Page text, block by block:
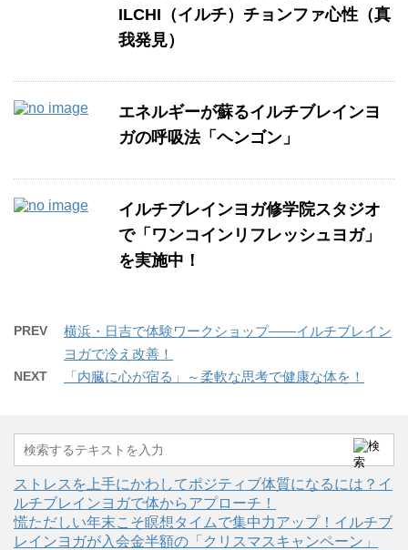
ILCHI（イルチ）チョンファ心性（真
我発見）
エネルギーが蘇るイルチブレインヨ
ガの呼吸法「ヘンゴン」
イルチブレインヨガ修学院スタジオ
で「ワンコインリフレッシュヨガ」
を実施中！
PREV
横浜・日吉で体験ワークショップ――イルチブレイン
ヨガで冷え改善！
NEXT 「内臓に心が宿る」～柔軟な思考で健康な体を！
ストレスを上手にかわしてポジティブ体質になるには？イ
ルチブレインヨガで体からアプローチ！
慌ただしい年末こそ瞑想タイムで集中力アップ！イルチブ
レインヨガが入会金半額の「クリスマスキャンペーン」